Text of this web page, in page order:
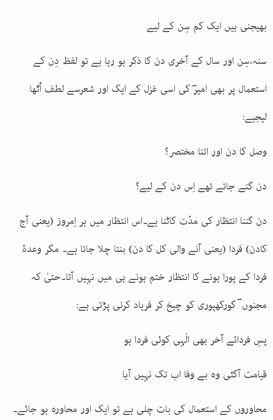
بھیجنی ہیں ایک کم سِن کے لیے
سنہ،سِن اور سال کے آخری دن کا ذکر ہو رہا ہے تو لفظ دِن کے
استعمال پر بھی امیرؔ کی اسی غزل کے ایک اور شعرسے لطف اُٹھا
لیجیے:
وصل کا دن اور اتنا مختصر؟
دن گنے جاتے تھے اِس دن کے لیے؟
دن گننا انتظار کی مدّت کاٹنا ہے۔اس انتظار میں ہر اِمروز (یعنی آج
کادن) فردا (یعنی آنے والی کل کا دن) بنتا چلا جاتا ہے۔ مگر وعدۂ
فردا کے پورا ہونے کا انتظار ختم ہونے ہی میں نہیں آتا۔حتیٰ کہ
مجنوں ؔ گورکھپوری کو چیخ کر فریاد کرنی پڑتی ہے:
پسِ فردائے آخر بھی الٰہی کوئی فردا ہو
قیامت آگئی وہ بے وفا اب تک نہیں آیا
محاوروں کے استعمال کی بات چلی ہے تو ایک اور محاورہ ہو جائے۔